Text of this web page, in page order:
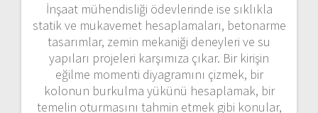
İnşaat mühendisliği ödevlerinde ise sıklıkla
statik ve mukavemet hesaplamaları, betonarme
tasarımlar, zemin mekaniği deneyleri ve su
yapıları projeleri karşımıza çıkar. Bir kirişin
eğilme momenti diyagramını çizmek, bir
kolonun burkulma yükünü hesaplamak, bir
temelin oturmasını tahmin etmek gibi konular,